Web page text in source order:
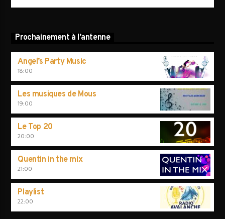
Prochainement à l’antenne
Angel’s Party Music
18:00
Les musiques de Mous
19:00
Le Top 20
20:00
Quentin in the mix
21:00
Playlist
22:00